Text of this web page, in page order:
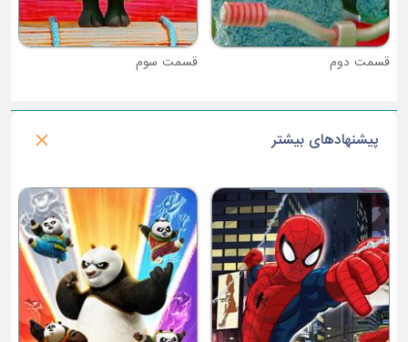
قسمت سوم
پیشنهادهای بیشتر
فصل 1 : نینجاگو